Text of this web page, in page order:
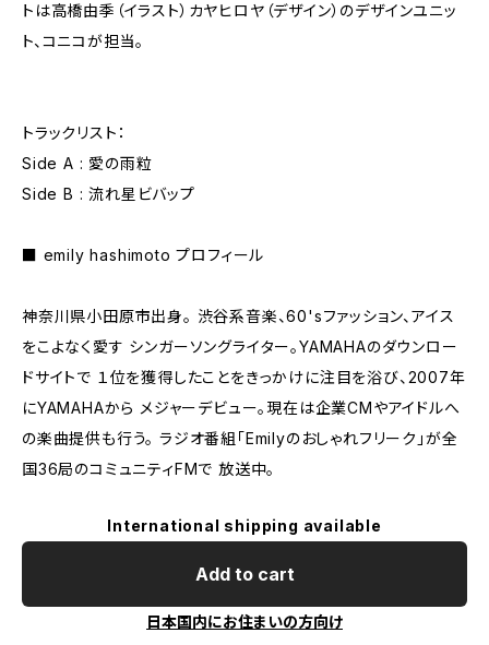
トは高橋由季（イラスト）カヤヒロヤ（デザイン）のデザインユニッ
ト、コニコが担当。
トラックリスト：
Side A : 愛の雨粒
Side B : 流れ星ビバップ
■ emily hashimoto プロフィール
神奈川県小田原市出身。 渋谷系音楽、60'sファッション、アイス
をこよなく愛す シンガーソングライター。YAMAHAのダウンロー
ドサイトで １位を獲得したことをきっかけに注目を浴び、2007年
にYAMAHAから メジャーデビュー。現在は企業CMやアイドルへ
の楽曲提供も行う。 ラジオ番組「Emilyのおしゃれフリーク」が全
国36局のコミュニティFMで 放送中。
International shipping available
Add to cart
日本国内にお住まいの方向け